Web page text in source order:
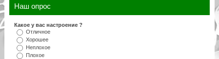
Наш опрос
Какое у вас настроение ?
Отличное
Хорошее
Неплохое
Плохое